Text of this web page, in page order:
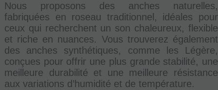
Nous proposons des anches naturelles,
fabriquées en roseau traditionnel, idéales pour
ceux qui recherchent un son chaleureux, flexible
et riche en nuances. Vous trouverez également
des anches synthétiques, comme les Légère,
conçues pour offrir une plus grande stabilité, une
meilleure durabilité et une meilleure résistance
aux variations d’humidité et de température.